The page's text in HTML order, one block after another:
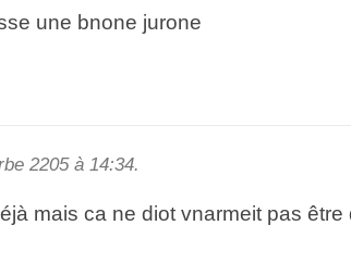
une bnone junore
2205 à 14:34.
mais ca ne doit vnarmiet pas être